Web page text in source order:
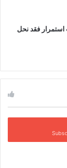
فقد نحل